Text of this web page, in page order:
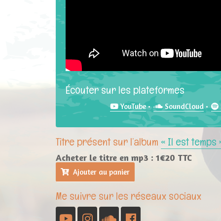
Écouter sur les plateformes
YouTube SoundCloud
Titre présent sur l’album « Il est temps
Acheter le titre en mp3 : 1€20 TTC
Ajouter au panier
Me suivre sur les réseaux sociaux
YouTubeInstagramSoundcloud
Facebook